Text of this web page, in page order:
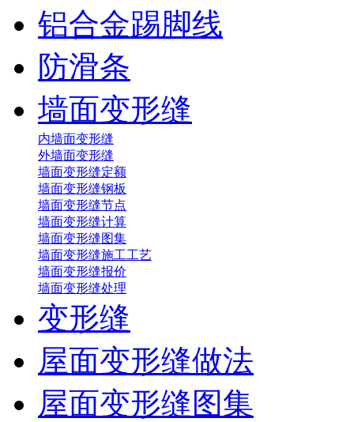
铝合金踢脚线
防滑条
墙面变形缝
内墙面变形缝
外墙面变形缝
墙面变形缝定额
墙面变形缝钢板
墙面变形缝节点
墙面变形缝计算
墙面变形缝图集
墙面变形缝施工工艺
墙面变形缝报价
墙面变形缝处理
变形缝
屋面变形缝做法
屋面变形缝图集